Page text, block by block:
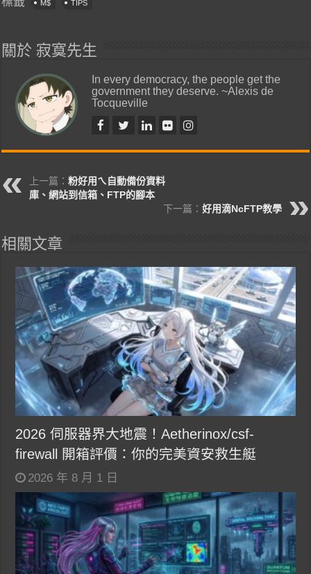
M$ TIPS
關於 寂寞先生
In every democracy, the people get the
government they deserve. ~Alexis de
Tocqueville
上一篇：粉好用ㄟ自動備份資料
庫、網站到信箱、FTP的腳本
下一篇： 好用滴NcFTP教學
相關文章
2026 伺服器界大地震！Aetherinox/csf-
firewall 開箱評價：你的完美資安救生艇
2026 年 8 月 1 日